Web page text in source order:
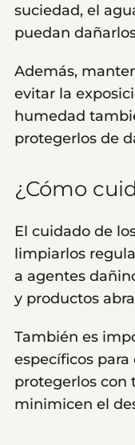
suciedad, el
puedan
Además,
evitar la
humedad
protegerlos de
¿Cómo
El cuidado de
limpiarlos
a agentes
y productos
También es
específicos
protegerlos con
minimicen el